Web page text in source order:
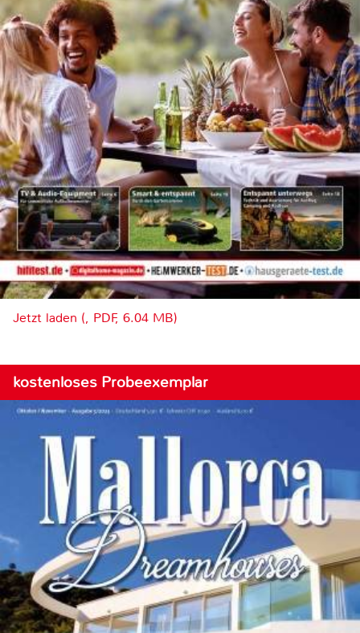
Jetzt laden (, PDF, 6.04 MB)
kostenloses Probeexemplar